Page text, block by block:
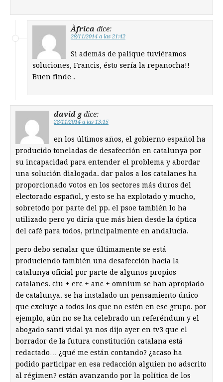
Àfrica dice:
28/11/2014 a las 21:42
Si además de palique tuviéramos
soluciones, Francis, ésto sería la repanocha!!
Buen finde .
david g dice:
28/11/2014 a las 13:15
en los últimos años, el gobierno español ha
producido toneladas de desafección en catalunya por
su incapacidad para entender el problema y abordar
una solución dialogada. dar palos a los catalanes ha
proporcionado votos en los sectores más duros del
electorado español, y esto se ha explotado y mucho,
sobretodo por parte del pp. el psoe también lo ha
utilizado pero yo diría que más bien desde la óptica
del café para todos, principalmente en andalucía.
pero debo señalar que últimamente se está
produciendo también una desafección hacia la
catalunya oficial por parte de algunos propios
catalanes. ciu + erc + anc + omnium se han apropiado
de catalunya. se ha instalado un pensamiento único
que excluye a todos los que no estén en ese grupo. por
ejemplo, aún no se ha celebrado un referéndum y el
abogado santi vidal ya nos dijo ayer en tv3 que el
borrador de la futura constitución catalana está
redactado… ¿qué me están contando? ¿acaso ha
podido participar en esa redacción alguien no adscrito
al régimen? están avanzando por la política de los